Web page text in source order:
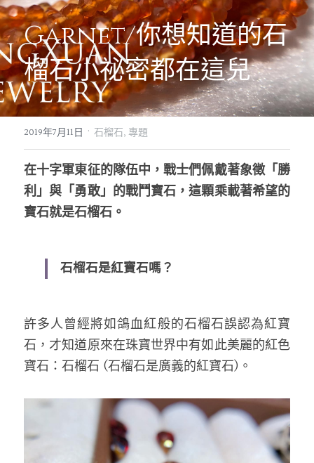
04｜藍星精靈
05｜自然樂章
06｜玉韻茶香
07｜眾神禮讚
08｜寶石旅行
琥珀蜜蠟
香中之金
優雅珍珠
溫潤玉石
認識我們
關於我們
常見問答
珠寶設計TXJ
搜索
創作選購
Garnet/你想知道的石
榴石小祕密都在這兒
2019年7月11日 · 石榴石,專題
在十字軍東征的隊伍中，戰士們佩戴著象徵「勝
利」與「勇敢」的戰鬥寶石，這顆乘載著希望的
寶石就是石榴石。
石榴石是紅寶石嗎？
許多人曾經將如鴿血紅般的石榴石誤認為紅寶
石，才知道原來在珠寶世界中有如此美麗的紅色
寶石：石榴石 (石榴石是廣義的紅寶石)。